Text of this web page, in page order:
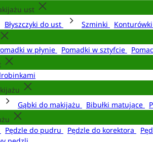
ust
Błyszczyki do ust Szminki
w płynie Pomadki w sztyfcie
Gąbki do makijażu Bibułki matujące
Pędzle do pudru Pędzle do korektora